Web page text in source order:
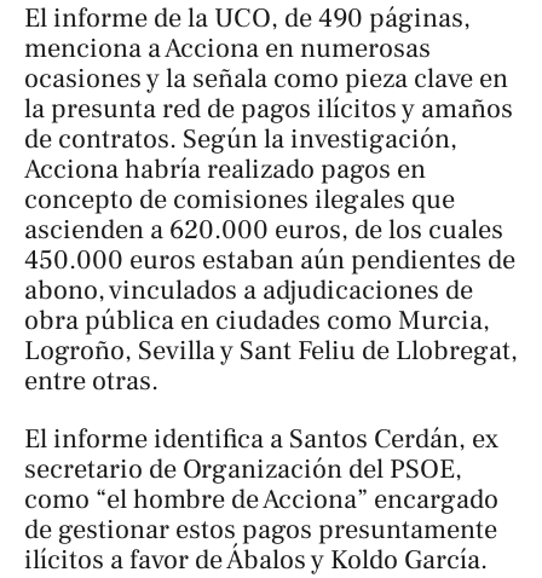
El informe de la UCO, de 490 páginas,
menciona a Acciona en numerosas
ocasiones y la señala como pieza clave en
la presunta red de pagos ilícitos y amaños
de contratos. Según la investigación,
Acciona habría realizado pagos en
concepto de comisiones ilegales que
ascienden a 620.000 euros, de los cuales
450.000 euros estaban aún pendientes de
abono, vinculados a adjudicaciones de
obra pública en ciudades como Murcia,
Logroño, Sevilla y Sant Feliu de Llobregat,
entre otras.
El informe identifica a Santos Cerdán, ex
secretario de Organización del PSOE,
como “el hombre de Acciona” encargado
de gestionar estos pagos presuntamente
ilícitos a favor de Ábalos y Koldo García.